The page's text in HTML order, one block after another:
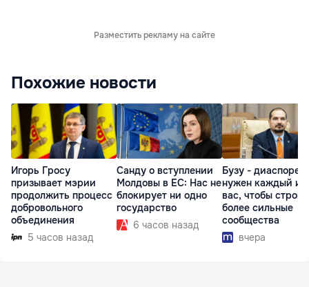
Разместить рекламу на сайте
Похожие новости
Игорь Гросу
призывает мэрии
продолжить процесс
добровольного
объединения
5 часов назад
Санду о вступлении
Молдовы в ЕС: Нас не
блокирует ни одно
государство
6 часов назад
Бузу - диаспоре:
нужен каждый из
вас, чтобы
более сильные
сообщества
вчера